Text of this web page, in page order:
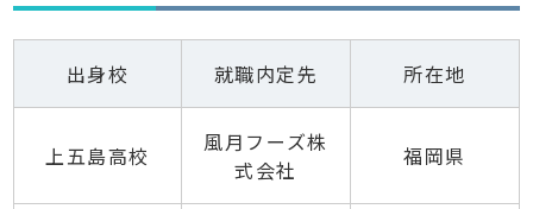
出身校 就職内定先 所在地
上五島高校
風月フーズ株
式会社
福岡県